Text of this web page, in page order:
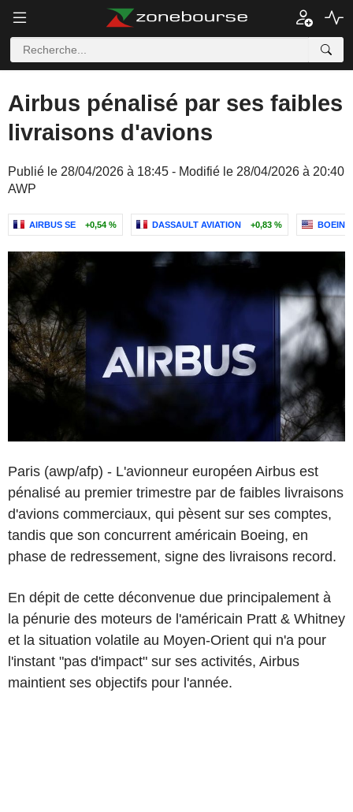
Airbus pénalisé par ses faibles
livraisons d'avions
Publié le 28/04/2026 à 18:45 - Modifié le 28/04/2026 à 20:40
AWP
AIRBUS SE +0,54 % DASSAULT AVIATION +0,83 % BOEING
Paris (awp/afp) - L'avionneur européen Airbus est
pénalisé au premier trimestre par de faibles livraisons
d'avions commerciaux, qui pèsent sur ses comptes,
tandis que son concurrent américain Boeing, en
phase de redressement, signe des livraisons record.
En dépit de cette déconvenue due principalement à
la pénurie des moteurs de l'américain Pratt & Whitney
et la situation volatile au Moyen-Orient qui n'a pour
l'instant "pas d'impact" sur ses activités, Airbus
maintient ses objectifs pour l'année.